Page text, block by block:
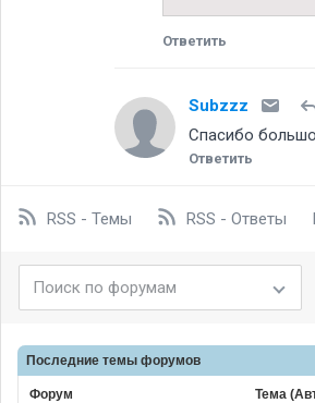
Ответить
Subzzz
Спасибо
Ответить
RSS - Темы RSS - Ответы
Последние темы форумов
Форум Тема